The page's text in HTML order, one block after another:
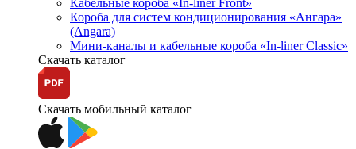
Короба для систем кондиционирования «Ангара»
(Angara)
Мини-каналы и кабельные короба «In-liner Classic»
Скачать каталог
Скачать мобильный каталог